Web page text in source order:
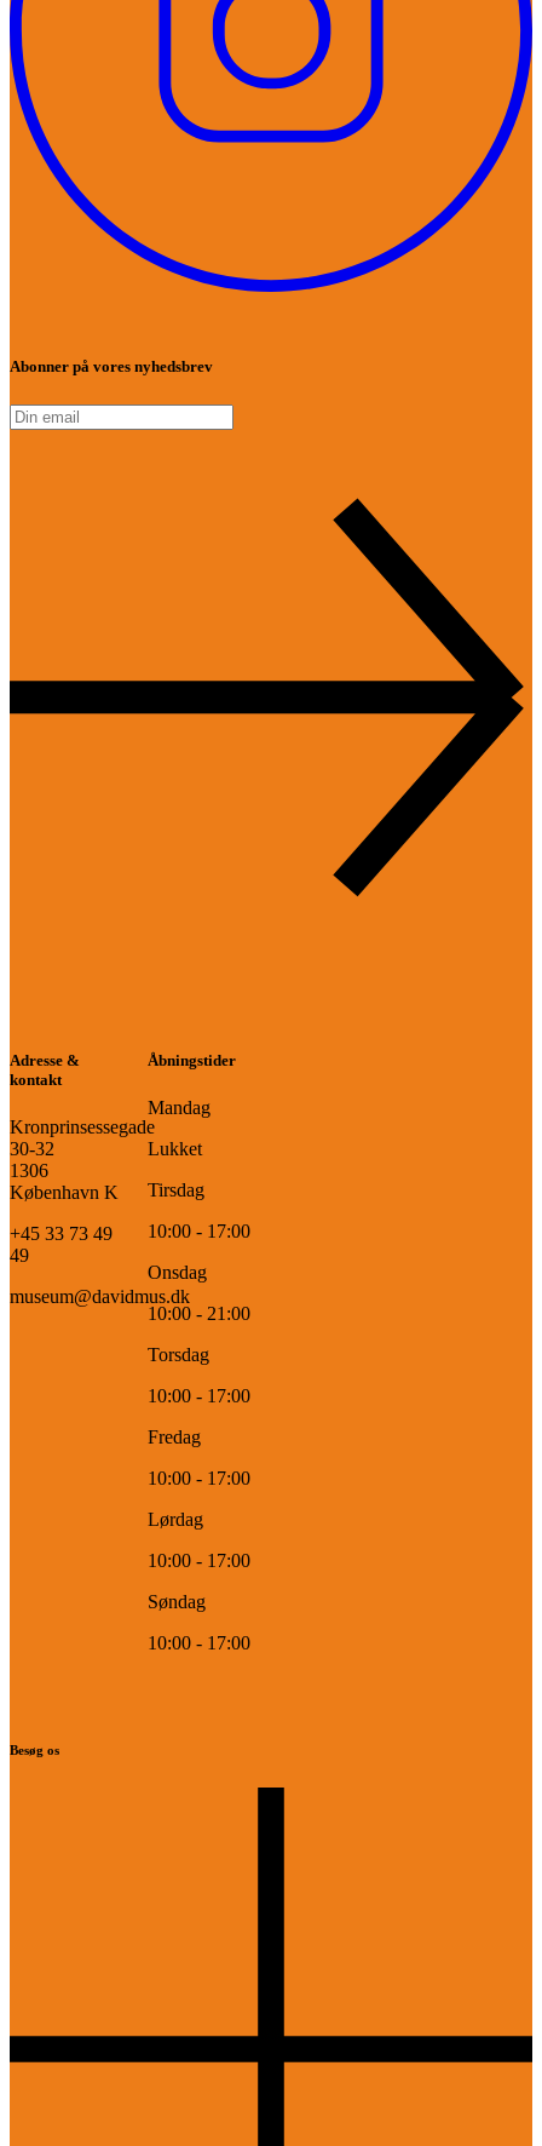
Abonner på vores nyhedsbrev
Adresse &
kontakt
Kronprinsessegade
30-32
1306
København K
+45 33 73 49
49
museum@davidmus.dk
Åbningstider
Mandag
Lukket
Tirsdag
10:00 - 17:00
Onsdag
10:00 - 21:00
Torsdag
10:00 - 17:00
Fredag
10:00 - 17:00
Lørdag
10:00 - 17:00
Søndag
10:00 - 17:00
Besøg os